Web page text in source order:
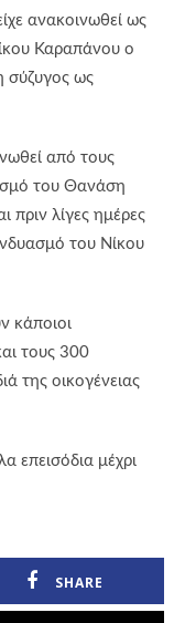
ανακοινωθεί ως
Καραπάνου ο
σύζυγος ως
από τους
του Θανάση
πριν λίγες ημέρες
του Νίκου
κάποιοι
τους 300
της οικογένειας
επεισόδια μέχρι
SHARE